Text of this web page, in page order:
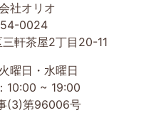
株式会社Orio
社オリオ
0024
軒茶屋2丁目20-11
曜日・水曜日
10:00 ~ 19:00
(3)第96006号